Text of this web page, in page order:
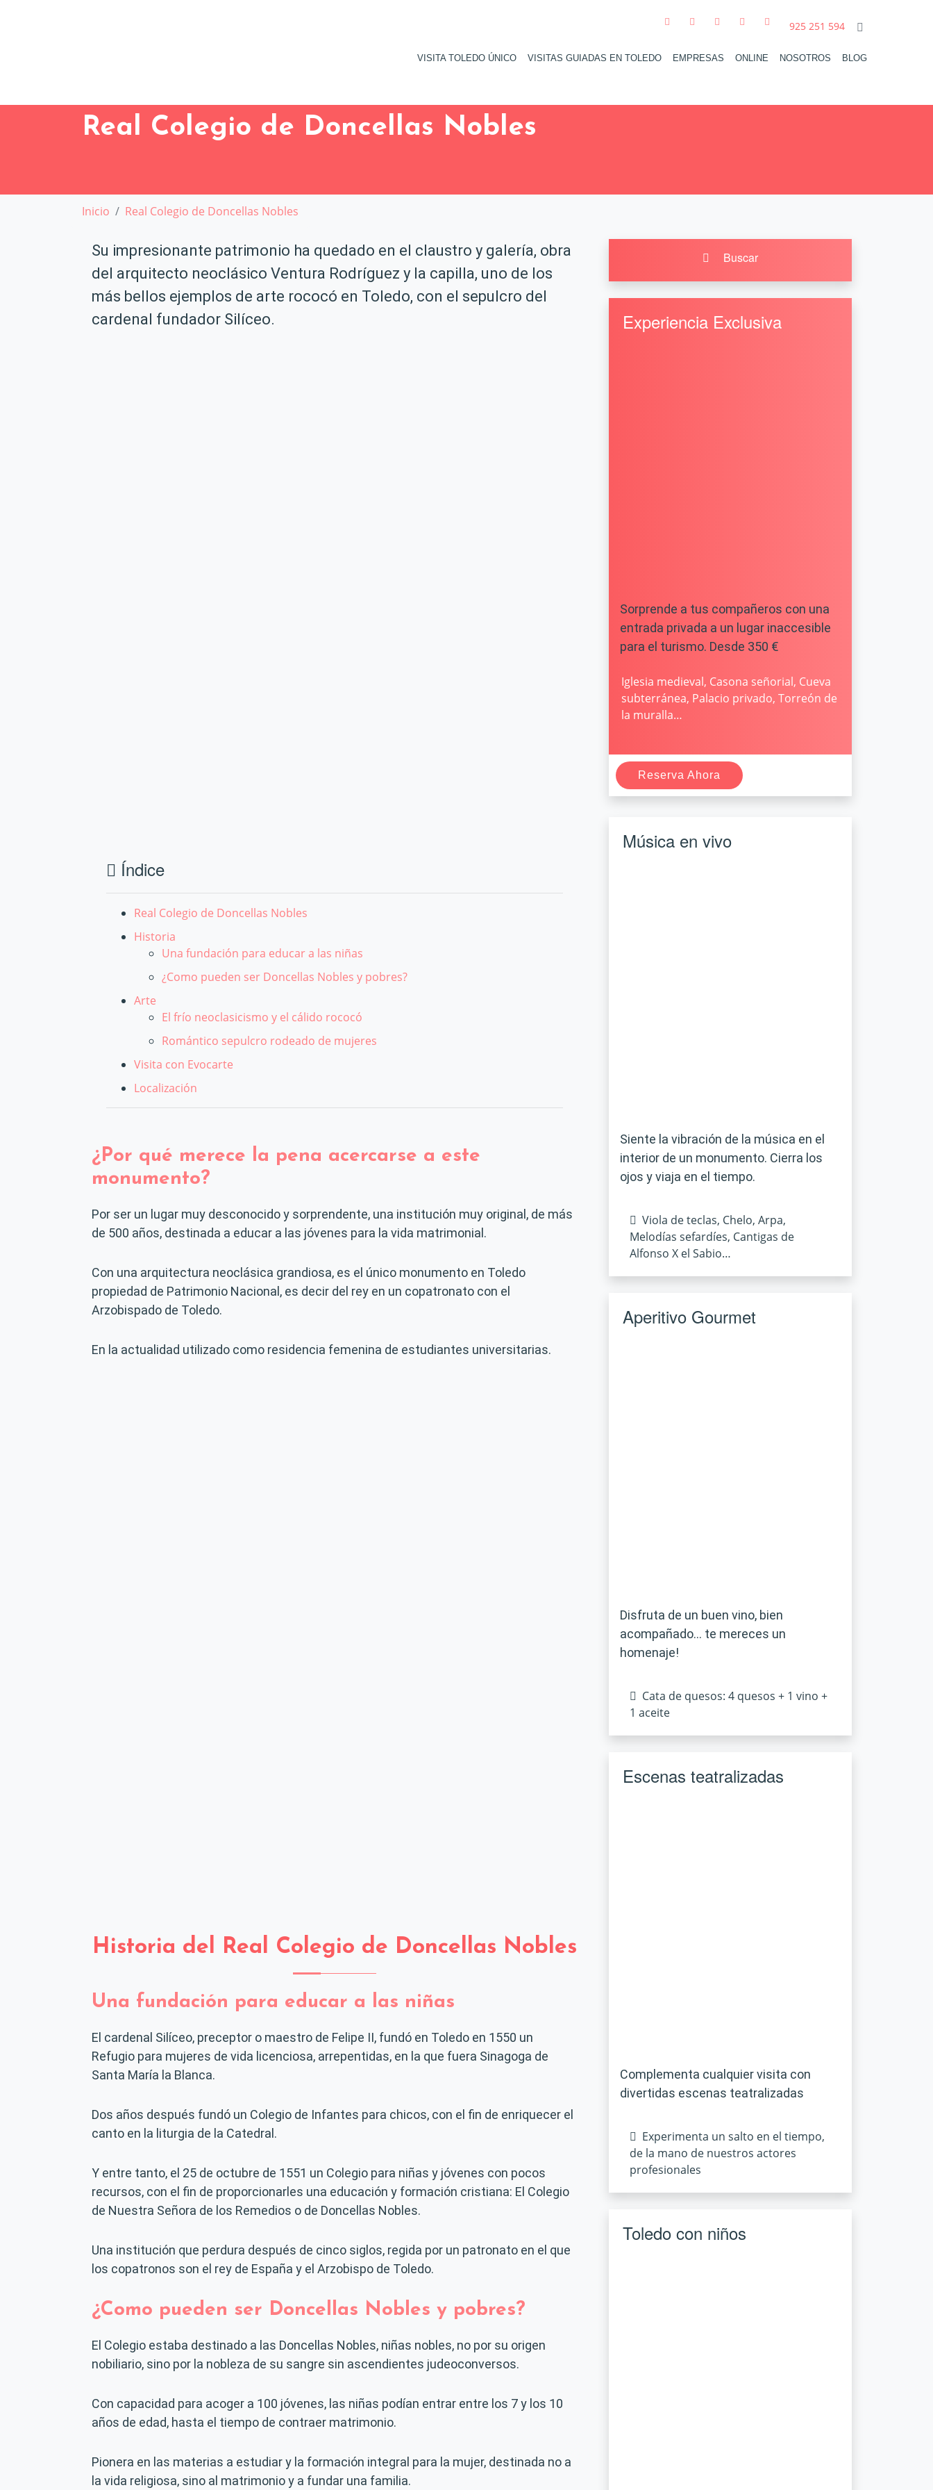
925 251 594
VISITA TOLEDO ÚNICO VISITAS GUIADAS EN TOLEDO EMPRESAS ONLINE NOSOTROS BLOG
Real Colegio de Doncellas Nobles
Inicio Real Colegio de Doncellas Nobles
Su impresionante patrimonio ha quedado en el claustro y galería, obra
del arquitecto neoclásico Ventura Rodríguez y la capilla, uno de los
más bellos ejemplos de arte rococó en Toledo, con el sepulcro del
cardenal fundador Silíceo.
Índice
Real Colegio de Doncellas Nobles
Historia
Una fundación para educar a las niñas
¿Como pueden ser Doncellas Nobles y pobres?
Arte
El frío neoclasicismo y el cálido rococó
Romántico sepulcro rodeado de mujeres
Visita con Evocarte
Localización
¿Por qué merece la pena acercarse a este
monumento?
Por ser un lugar muy desconocido y sorprendente, una institución muy original, de más
de 500 años, destinada a educar a las jóvenes para la vida matrimonial.
Con una arquitectura neoclásica grandiosa, es el único monumento en Toledo
propiedad de Patrimonio Nacional, es decir del rey en un copatronato con el
Arzobispado de Toledo.
En la actualidad utilizado como residencia femenina de estudiantes universitarias.
Historia del Real Colegio de Doncellas Nobles
Una fundación para educar a las niñas
El cardenal Silíceo, preceptor o maestro de Felipe II, fundó en Toledo en 1550 un
Refugio para mujeres de vida licenciosa, arrepentidas, en la que fuera Sinagoga de
Santa María la Blanca.
Dos años después fundó un Colegio de Infantes para chicos, con el fin de enriquecer el
canto en la liturgia de la Catedral.
Y entre tanto, el 25 de octubre de 1551 un Colegio para niñas y jóvenes con pocos
recursos, con el fin de proporcionarles una educación y formación cristiana: El Colegio
de Nuestra Señora de los Remedios o de Doncellas Nobles.
Una institución que perdura después de cinco siglos, regida por un patronato en el que
los copatronos son el rey de España y el Arzobispo de Toledo.
¿Como pueden ser Doncellas Nobles y pobres?
El Colegio estaba destinado a las Doncellas Nobles, niñas nobles, no por su origen
nobiliario, sino por la nobleza de su sangre sin ascendientes judeoconversos.
Con capacidad para acoger a 100 jóvenes, las niñas podían entrar entre los 7 y los 10
años de edad, hasta el tiempo de contraer matrimonio.
Pionera en las materias a estudiar y la formación integral para la mujer, destinada no a
la vida religiosa, sino al matrimonio y a fundar una familia.
Buscar
Experiencia Exclusiva
Sorprende a tus compañeros con una
entrada privada a un lugar inaccesible
para el turismo. Desde 350 €
Iglesia medieval, Casona señorial, Cueva
subterránea, Palacio privado, Torreón de
la muralla…
Reserva Ahora
Música en vivo
Siente la vibración de la música en el
interior de un monumento. Cierra los
ojos y viaja en el tiempo.
Viola de teclas, Chelo, Arpa,
Melodías sefardíes, Cantigas de
Alfonso X el Sabio…
Aperitivo Gourmet
Disfruta de un buen vino, bien
acompañado… te mereces un
homenaje!
Cata de quesos: 4 quesos + 1 vino +
1 aceite
Escenas teatralizadas
Complementa cualquier visita con
divertidas escenas teatralizadas
Experimenta un salto en el tiempo,
de la mano de nuestros actores
profesionales
Toledo con niños